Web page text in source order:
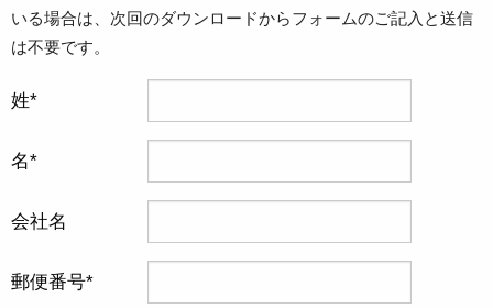
いる場合は、次回のダウンロードからフォームのご記入と送信
は不要です。
姓
名
会社名
郵便番号